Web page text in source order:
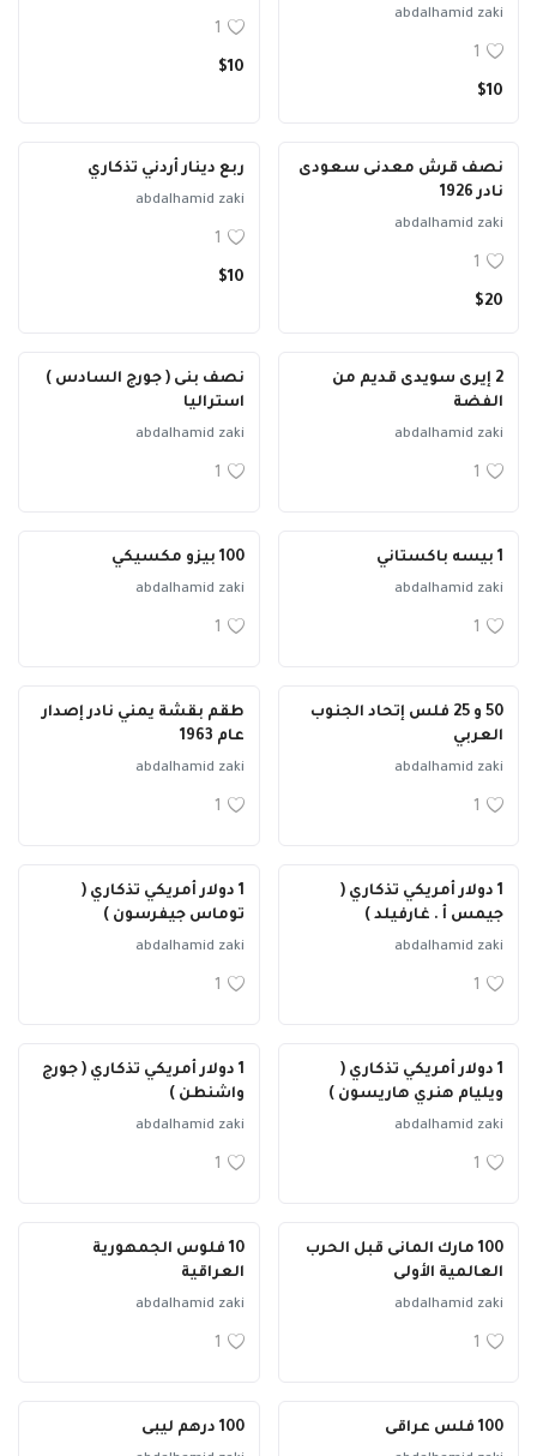
abdalhamid zaki
$10
$10
نصف قرش معدنى سعودى
نادر 1926
abdalhamid zaki
$20
ربع دينار أردني تذكاري
abdalhamid zaki
$10
2 إيرى سويدى قديم من
الفضة
abdalhamid zaki
نصف بنى ( جورج السادس )
استراليا
abdalhamid zaki
1 بيسه باكستاني
abdalhamid zaki
100 بيزو مكسيكي
abdalhamid zaki
50 و 25 فلس إتحاد الجنوب
العربي
abdalhamid zaki
طقم بقشة يمني نادر إصدار
عام 1963
abdalhamid zaki
1 دولار أمريكي تذكاري (
جيمس أ . غارفيلد )
abdalhamid zaki
1 دولار أمريكي تذكاري (
توماس جيفرسون )
abdalhamid zaki
1 دولار أمريكي تذكاري (
ويليام هنري هاريسون )
abdalhamid zaki
1 دولار أمريكي تذكاري ( جورج
واشنطن )
abdalhamid zaki
100 مارك المانى قبل الحرب
العالمية الأولى
abdalhamid zaki
10 فلوس الجمهورية
العراقية
abdalhamid zaki
100 فلس عراقى 100 درهم ليبى